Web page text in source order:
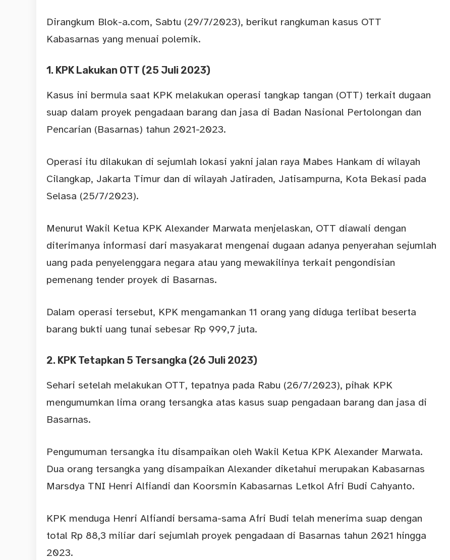
Dirangkum Blok-a.com, Sabtu (29/7/2023), berikut rangkuman kasus OTT
Kabasarnas yang menuai polemik.
1. KPK Lakukan OTT (25 Juli 2023)
Kasus ini bermula saat KPK melakukan operasi tangkap tangan (OTT) terkait dugaan
suap dalam proyek pengadaan barang dan jasa di Badan Nasional Pertolongan dan
Pencarian (Basarnas) tahun 2021-2023.
Operasi itu dilakukan di sejumlah lokasi yakni jalan raya Mabes Hankam di wilayah
Cilangkap, Jakarta Timur dan di wilayah Jatiraden, Jatisampurna, Kota Bekasi pada
Selasa (25/7/2023).
Menurut Wakil Ketua KPK Alexander Marwata menjelaskan, OTT diawali dengan
diterimanya informasi dari masyakarat mengenai dugaan adanya penyerahan sejumlah
uang pada penyelenggara negara atau yang mewakilinya terkait pengondisian
pemenang tender proyek di Basarnas.
Dalam operasi tersebut, KPK mengamankan 11 orang yang diduga terlibat beserta
barang bukti uang tunai sebesar Rp 999,7 juta.
2. KPK Tetapkan 5 Tersangka (26 Juli 2023)
Sehari setelah melakukan OTT, tepatnya pada Rabu (26/7/2023), pihak KPK
mengumumkan lima orang tersangka atas kasus suap pengadaan barang dan jasa di
Basarnas.
Pengumuman tersangka itu disampaikan oleh Wakil Ketua KPK Alexander Marwata.
Dua orang tersangka yang disampaikan Alexander diketahui merupakan Kabasarnas
Marsdya TNI Henri Alfiandi dan Koorsmin Kabasarnas Letkol Afri Budi Cahyanto.
KPK menduga Henri Alfiandi bersama-sama Afri Budi telah menerima suap dengan
total Rp 88,3 miliar dari sejumlah proyek pengadaan di Basarnas tahun 2021 hingga
2023.